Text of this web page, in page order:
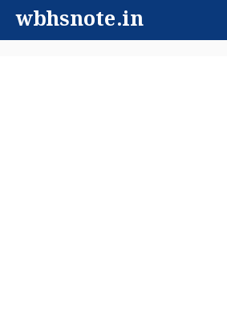
Skipwbhsnote.in